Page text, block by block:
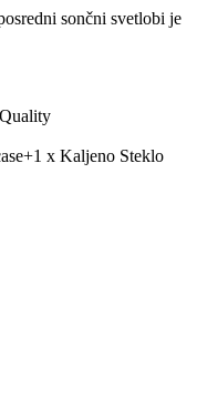
sončni svetlobi je
x Kaljeno Steklo